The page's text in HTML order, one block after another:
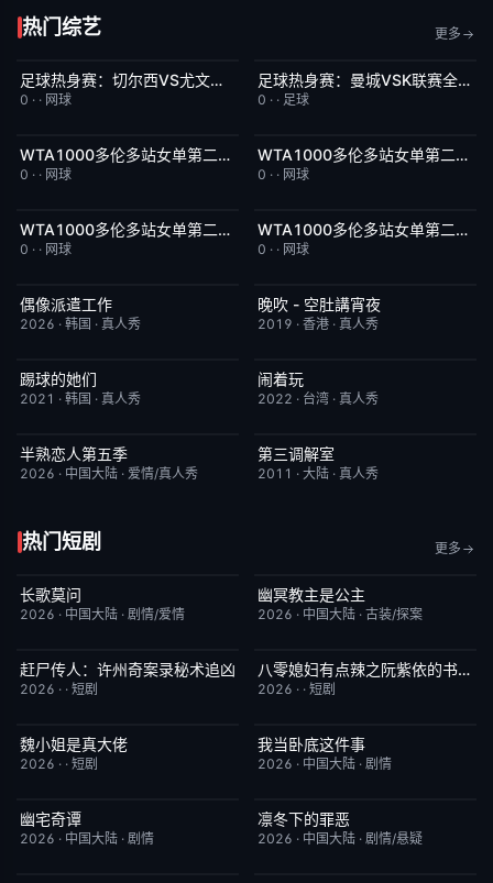
热门综艺 更多
8月7日上线 5.0
足球热身赛：切尔西VS尤文图斯20260805
0 · · 网球
8月7日上线 8.0足球热身赛：曼城VSK联赛全明星20260805
0 · · 足球
8月7日上线 7.0WTA1000多伦多站女单第二轮：陶森VS巴图科娃
0 · · 网球
8月7日上线 6.0WTA1000多伦多站女单第二轮：萨巴伦卡VS内岛萌夏
0 · · 网球
8月7日上线 5.0WTA1000多伦多站女单第二轮：科斯秋克VS谢博芙
0 · · 网球
8月7日上线 4.0WTA1000多伦多站女单第二轮：贝莱克VS斯瓦泰克
0 · · 网球
已完结
偶像派遣工作
2026 · 韩国 · 真人秀
更新至第334期
晚吹 - 空肚講宵夜
2019 · 香港 · 真人秀
今日更新
踢球的她们
2021 · 韩国 · 真人秀
今日更新
闹着玩
2022 · 台湾 · 真人秀
本周更新
半熟恋人第五季
2026 · 中国大陆 · 爱情/真人秀
今日更新
第三调解室
2011 · 大陆 · 真人秀
热门短剧 更多
已完结
长歌莫问
2026 · 中国大陆 · 剧情/爱情
已完结
幽冥教主是公主
2026 · 中国大陆 · 古装/探案
完结 9.0
赶尸传人：许州奇案录秘术追凶
2026 · · 短剧
完结 5.0八零媳妇有点辣之阮紫依的书中梦
2026 · · 短剧
完结
魏小姐是真大佬
2026 · · 短剧
已完结
我当卧底这件事
2026 · 中国大陆 · 剧情
更新至第14集
幽宅奇谭
2026 · 中国大陆 · 剧情
更新至第16集
凛冬下的罪恶
2026 · 中国大陆 · 剧情/悬疑